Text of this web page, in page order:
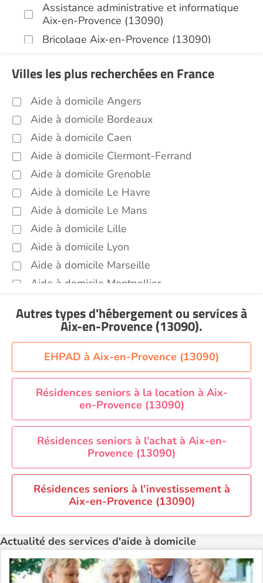
Assistance administrative et informatique
Aix-en-Provence (13090)
Bricolage Aix-en-Provence (13090)
Jardinage Aix-en-Provence (13090)
Aide aux courses Aix-en-Provence (13090)
Entretien du cadre de vie, ménage,
repassage, gestion du linge Aix-en-
Provence (13090)
Portage de repas Aix-en-Provence (13090)
Sorties (promenades, rendez-vous
médicaux...) Aix-en-Provence (13090)
Promenade animaux de compagnie Aix-en-
Provence (13090)
Soins esthétiques Aix-en-Provence (13090)
Autres aides à domicile Aix-en-Provence
(13090)
Villes les plus recherchées en France
Aide à domicile Angers
Aide à domicile Bordeaux
Aide à domicile Caen
Aide à domicile Clermont-Ferrand
Aide à domicile Grenoble
Aide à domicile Le Havre
Aide à domicile Le Mans
Aide à domicile Lille
Aide à domicile Lyon
Aide à domicile Marseille
Aide à domicile Montpellier
Aide à domicile Nice
Aide à domicile Orléans
Aide à domicile Paris
Aide à domicile Perpignan
Aide à domicile Rennes
Aide à domicile Saint-Etienne
Aide à domicile Toulouse
Recherche par ville
Autres types d'hébergement ou servicesà
Aix-en-Provence (13090).
EHPAD à Aix-en-Provence (13090)
Résidences seniors à la location à Aix-
en-Provence (13090)
Résidences seniors à l’achat à Aix-en-
Provence (13090)
Résidences seniors à l’investissement à
Aix-en-Provence (13090)
Actualité des services d'aide à domicile